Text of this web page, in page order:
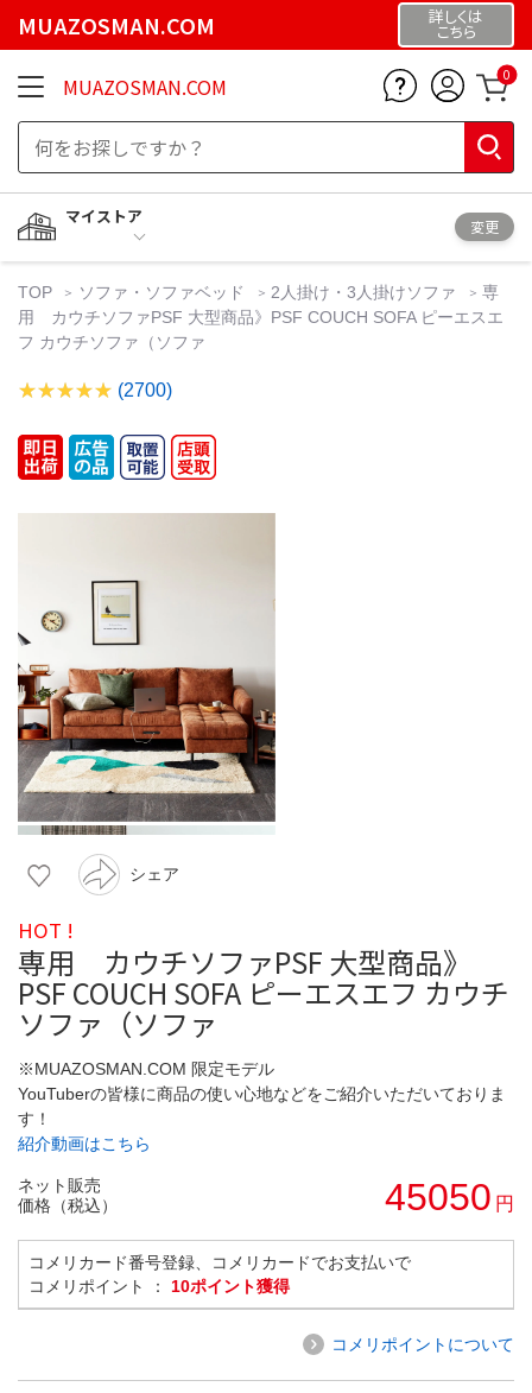
MUAZOSMAN.COM 詳しくは
こちら
MUAZOSMAN.COM 0
マイストア
変更
TOP ソファ・ソファベッド 2人掛け・3人掛けソファ
専
用 カウチソファPSF 大型商品》PSF COUCH SOFA ピーエスエ
フ カウチソファ（ソファ
(2700)
シェア
HOT !
専用 カウチソファPSF 大型商品》
PSF COUCH SOFA ピーエスエフ カウチ
ソファ（ソファ
※MUAZOSMAN.COM 限定モデル
YouTuberの皆様に商品の使い心地などをご紹介いただいておりま
す！
紹介動画はこちら
ネット販売
価格（税込）
45050 円
コメリカード番号登録、コメリカードでお支払いで
コメリポイント ： 10ポイント獲得
コメリポイントについて